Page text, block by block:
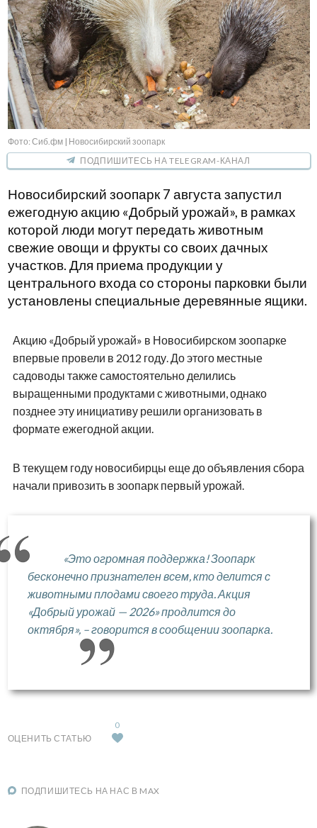
Фото: Сиб.фм | Новосибирский зоопарк
ПОДПИШИТЕСЬ НА TELEGRAM-КАНАЛ
Новосибирский зоопарк 7 августа запустил
ежегодную акцию «Добрый урожай», в рамках
которой люди могут передать животным
свежие овощи и фрукты со своих дачных
участков. Для приема продукции у
центрального входа со стороны парковки были
установлены специальные деревянные ящики.
Акцию «Добрый урожай» в Новосибирском зоопарке
впервые провели в 2012 году. До этого местные
садоводы также самостоятельно делились
выращенными продуктами с животными, однако
позднее эту инициативу решили организовать в
формате ежегодной акции.
В текущем году новосибирцы еще до объявления сбора
начали привозить в зоопарк первый урожай.
«Это огромная поддержка! Зоопарк
бесконечно признателен всем, кто делится с
животными плодами своего труда. Акция
«Добрый урожай — 2026» продлится до
октября», – говорится в сообщении зоопарка.
ОЦЕНИТЬ СТАТЬЮ
0
ПОДПИШИТЕСЬ НА НАС В MAX